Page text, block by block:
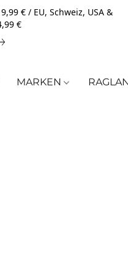
€ / EU, Schweiz, USA &
€
MARKEN